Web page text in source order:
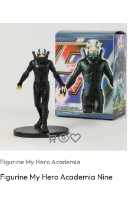
Figurine My Hero Academia
Figurine My Hero Academia Nine